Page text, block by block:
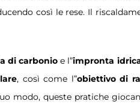
così le rese. Il
di carbonio e l”impronta
, così come l”obiettivo di
modo, queste pratiche